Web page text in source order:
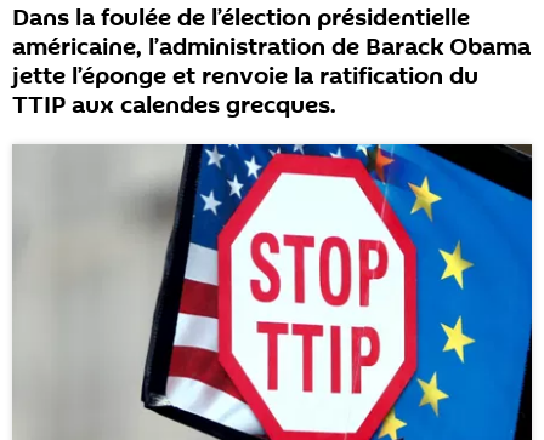
Dans la foulée de l’élection présidentielle
américaine, l’administration de Barack Obama
jette l’éponge et renvoie la ratification du
TTIP aux calendes grecques.